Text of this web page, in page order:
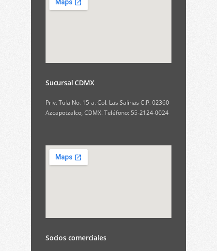
Sucursal CDMX
Priv. Tula No. 15-a. Col. Las Salinas C.P. 02360
Azcapotzalco, CDMX. Teléfono: 55-2124-0024
Socios comerciales